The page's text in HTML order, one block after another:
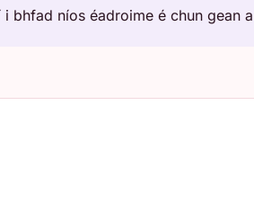
bhfad níos éadroime é chun gean